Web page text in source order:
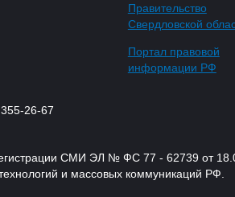
Правительство
Свердловской
Портал правовой
информации РФ
26-67
СМИ ЭЛ № ФС 77 - 62739 от
и массовых коммуникаций РФ.